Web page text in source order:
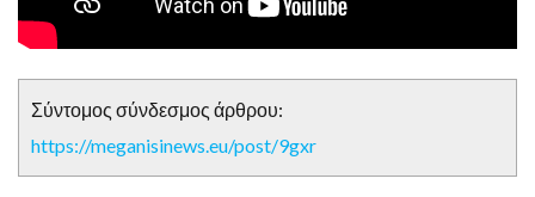
Σύντομος σύνδεσμος άρθρου:
https://meganisinews.eu/post/9gxr